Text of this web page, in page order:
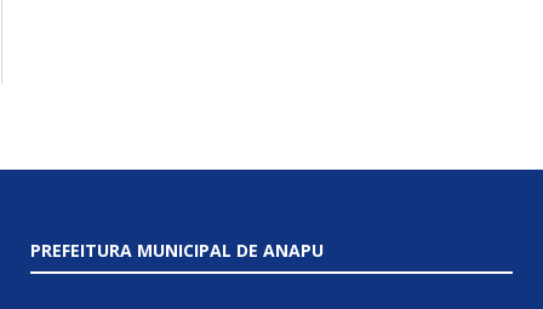
PREFEITURA MUNICIPAL DE ANAPU